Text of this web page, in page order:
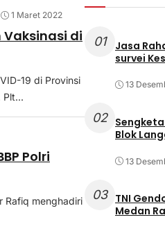
1 Maret 2022
Vaksinasi di
19 di Provinsi
Plt...
Polri
Rafiq menghadiri
01
Jasa
survei
13
02
Blok
13
03
TNI
Medan